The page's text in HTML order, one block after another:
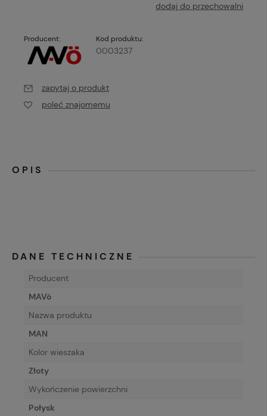
dodaj do przechowalni
Producent: Kod produktu:
0003237
zapytaj o produkt
poleć znajomemu
OPIS
DANE TECHNICZNE
Producent
MAVö
Nazwa produktu
MAN
Kolor wieszaka
Złoty
Wykończenie powierzchni
Połysk